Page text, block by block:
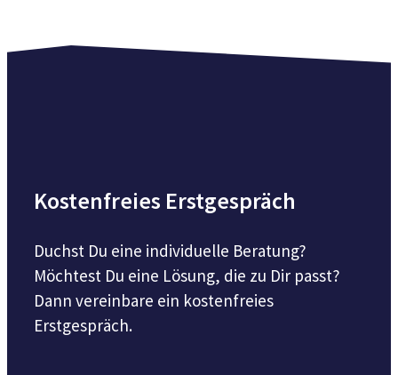
Kostenfreies Erstgespräch
Duchst Du eine individuelle Beratung?
Möchtest Du eine Lösung, die zu Dir passt?
Dann vereinbare ein kostenfreies
Erstgespräch.